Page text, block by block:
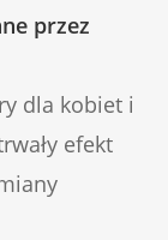
przez
dla kobiet i
efekt